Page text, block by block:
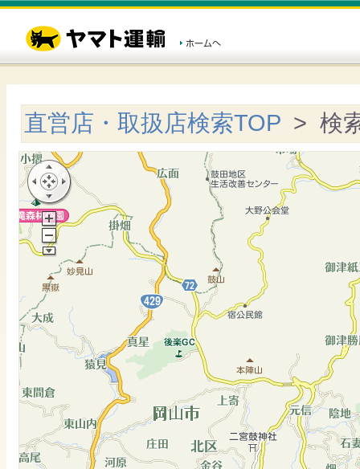
直営店・取扱店検索TOP > 検